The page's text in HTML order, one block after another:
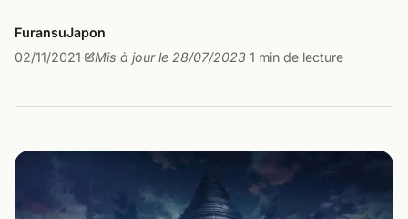
FuransuJapon
02/11/2021· Mis à jour le 28/07/2023·1 min de lecture